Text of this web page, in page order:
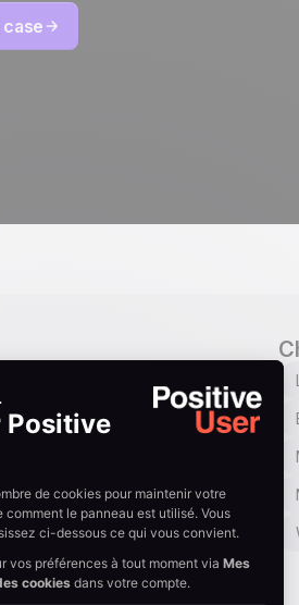
case
web Éducation
Associations
Agences Restauration